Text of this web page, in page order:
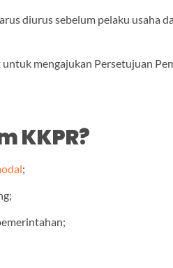
diurus sebelum pelaku usaha
mengajukan Persetujuan
KKPR?
;